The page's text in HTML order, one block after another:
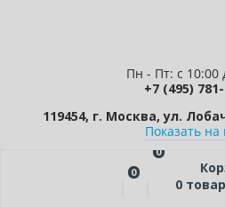
Пн - Пт: с 10:00
+7 (495)
119454, г. Москва, ул.
Показать на
0
0
0